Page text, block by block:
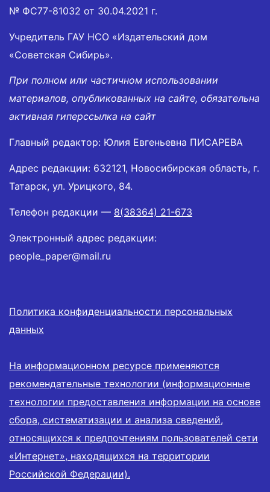
№ ФС77-81032 от 30.04.2021 г.
Учредитель ГАУ НСО «Издательский дом
«Советская Сибирь».
При полном или частичном использовании
материалов, опубликованных на сайте, обязательна
активная гиперссылка на сайт
Главный редактор: Юлия Евгеньевна ПИСАРЕВА
Адрес редакции: 632121, Новосибирская область, г.
Татарск, ул. Урицкого, 84.
Телефон редакции — 8(38364) 21-673
Электронный адрес редакции:
people_paper@mail.ru
Политика конфиденциальности персональных
данных
На информационном ресурсе применяются
рекомендательные технологии (информационные
технологии предоставления информации на основе
сбора, систематизации и анализа сведений,
относящихся к предпочтениям пользователей сети
«Интернет», находящихся на территории
Российской Федерации).